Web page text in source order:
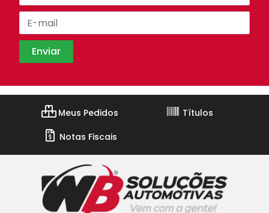
Meus Pedidos
Títulos
Notas Fiscais